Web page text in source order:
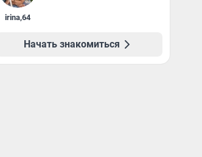
irina,64
Начать знакомиться